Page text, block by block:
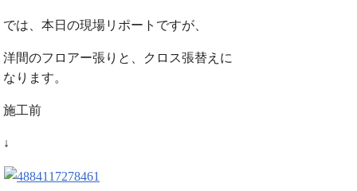
では、本日の現場リポートですが、
洋間のフロアー張りと、クロス張替えに
なります。
施工前
↓